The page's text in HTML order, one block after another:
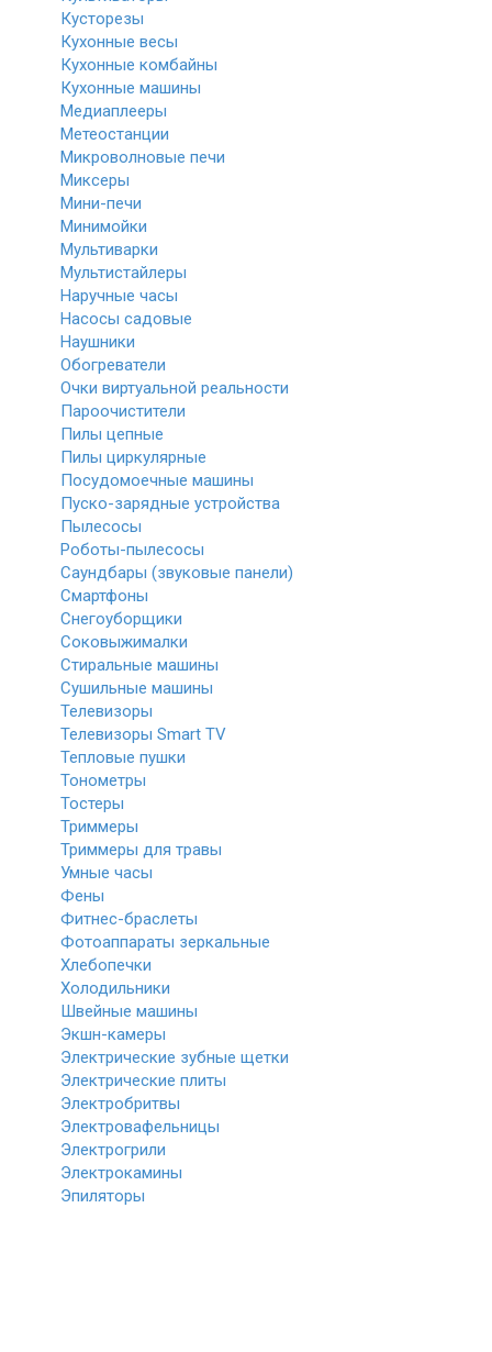
Кусторезы
Кухонные весы
Кухонные комбайны
Кухонные машины
Медиаплееры
Метеостанции
Микроволновые печи
Миксеры
Мини-печи
Минимойки
Мультиварки
Мультистайлеры
Наручные часы
Насосы садовые
Наушники
Обогреватели
Очки виртуальной реальности
Пароочистители
Пилы цепные
Пилы циркулярные
Посудомоечные машины
Пуско-зарядные устройства
Пылесосы
Роботы-пылесосы
Саундбары (звуковые панели)
Смартфоны
Снегоуборщики
Соковыжималки
Стиральные машины
Сушильные машины
Телевизоры
Телевизоры Smart TV
Тепловые пушки
Тонометры
Тостеры
Триммеры
Триммеры для травы
Умные часы
Фены
Фитнес-браслеты
Фотоаппараты зеркальные
Хлебопечки
Холодильники
Швейные машины
Экшн-камеры
Электрические зубные щетки
Электрические плиты
Электробритвы
Электровафельницы
Электрогрили
Электрокамины
Эпиляторы